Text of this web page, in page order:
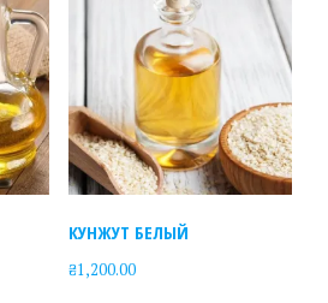
КУНЖУТ БЕЛЫЙ
₴1,200.00